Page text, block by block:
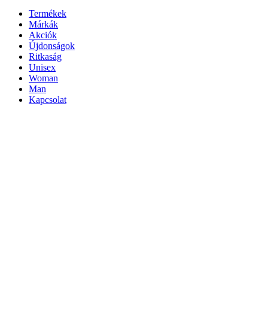
Termékek
Márkák
Akciók
Újdonságok
Ritkaság
Unisex
Woman
Man
Kapcsolat